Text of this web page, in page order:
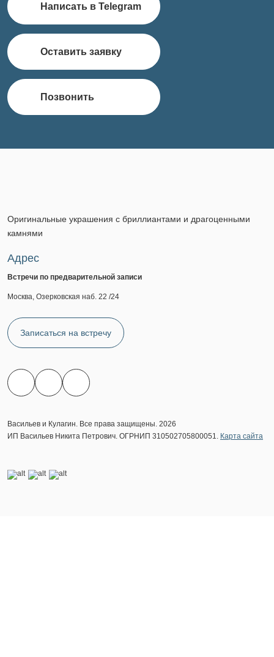
Написать в Telegram
Оставить заявку
Позвонить
Оригинальные украшения с бриллиантами и драгоценными
камнями
Адрес
Встречи по предварительной записи
Москва, Озерковская наб. 22 /24
Записаться на встречу
Васильев и Кулагин. Все права защищены. 2026
ИП Васильев Никита Петрович. ОГРНИП 310502705800051. Карта сайта